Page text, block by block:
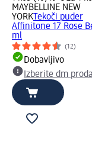
MAYBELLINE NEW
YORK Tekoči puder
Affinitone 17 Rose
ml
(12)
Dobavljivo
Izberite dm